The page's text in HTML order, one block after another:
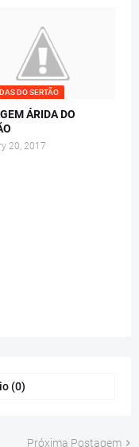
DO SERTÃO
ÁRIDA DO
20, 2017
(0)
Próxima Postagem